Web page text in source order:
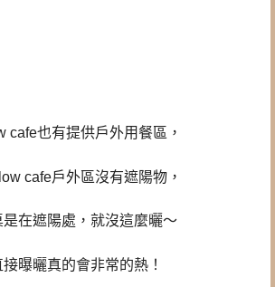
cafe也有提供戶外用餐區，
cafe戶外區沒有遮陽物，
在遮陽處，就沒這麼曬～
曝曬真的會非常的熱！